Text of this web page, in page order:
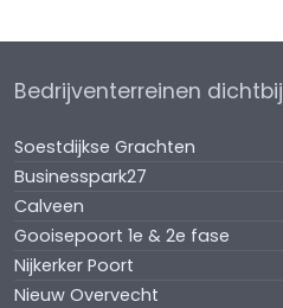
Bedrijventerreinen dichtbij
Soestdijkse Grachten
Businesspark27
Calveen
Gooisepoort 1e & 2e fase
Nijkerker Poort
Nieuw Overvecht